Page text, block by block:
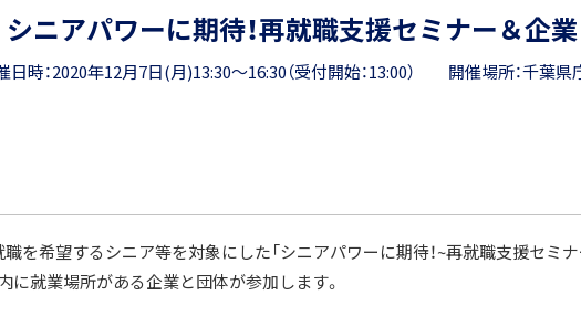
シニアパワーに期待！再就職支援セミナー＆企
日時：2020年12月7日(月)13:30～16:30（受付開始：13:00） 開催場所：千葉
を希望するシニア等を対象にした「シニアパワーに期待！~再就職支援セミ
に就業場所がある企業と団体が参加します。